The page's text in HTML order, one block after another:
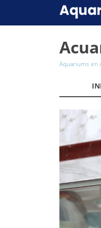
Aquariums en